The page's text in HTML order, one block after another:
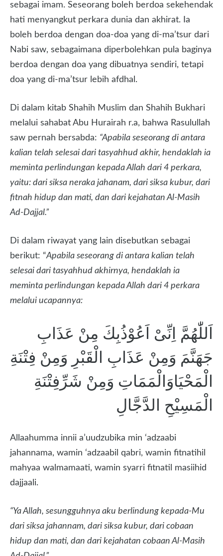
sebagai imam. Seseorang boleh berdoa sekehendak
hati menyangkut perkara dunia dan akhirat. Ia
boleh berdoa dengan doa-doa yang di-ma’tsur dari
Nabi saw, sebagaimana diperbolehkan pula baginya
berdoa dengan doa yang dibuatnya sendiri, tetapi
doa yang di-ma’tsur lebih afdhal.
Di dalam kitab Shahih Muslim dan Shahih Bukhari
melalui sahabat Abu Hurairah r.a, bahwa Rasulullah
saw pernah bersabda: “Apabila seseorang di antara
kalian telah selesai dari tasyahhud akhir, hendaklah ia
meminta perlindungan kepada Allah dari 4 perkara,
yaitu: dari siksa neraka jahanam, dari siksa kubur, dari
fitnah hidup dan mati, dan dari kejahatan Al-Masih
Ad-Dajjal.”
Di dalam riwayat yang lain disebutkan sebagai
berikut: “Apabila seseorang di antara kalian telah
selesai dari tasyahhud akhirnya, hendaklah ia
meminta perlindungan kepada Allah dari 4 perkara
melalui ucapannya:
اَللّٰهُمَّ اِنِّىْ اَعُوْذُبِكَ مِنْ عَذَابِ
جَهَنَّمَ وَمِنْ عَذَابِ الْقَبْرِ وَمِنْ فِتْنَةِ
الْمَحْيَاوَالْمَمَاتِ وَمِنْ شَرِّفِتْنَةِ
الْمَسِيْحِ الدَّجَّالِ
Allaahumma innii a’uudzubika min ‘adzaabi
jahannama, wamin ‘adzaabil qabri, wamin fitnatihil
mahyaa walmamaati, wamin syarri fitnatil masiihid
dajjaali.
“Ya Allah, sesungguhnya aku berlindung kepada-Mu
dari siksa jahannam, dari siksa kubur, dari cobaan
hidup dan mati, dan dari kejahatan cobaan Al-Masih